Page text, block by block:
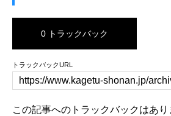
0 トラックバック
トラックバックURL
この記事へのトラックバックはあり